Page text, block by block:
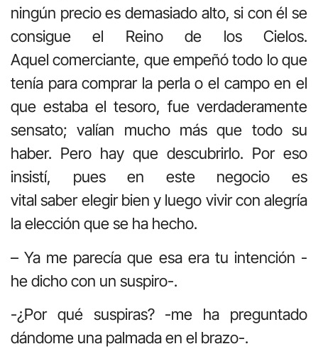
ningún precio es demasiado alto, si con él se
consigue el Reino de los Cielos.
Aquel comerciante, que empeñó todo lo que
tenía para comprar la perla o el campo en el
que estaba el tesoro, fue verdaderamente
sensato; valían mucho más que todo su
haber. Pero hay que descubrirlo. Por eso
insistí, pues en este negocio es
vital saber elegir bien y luego vivir con alegría
la elección que se ha hecho.
– Ya me parecía que esa era tu intención -
he dicho con un suspiro-.
-¿Por qué suspiras? -me ha preguntado
dándome una palmada en el brazo-.